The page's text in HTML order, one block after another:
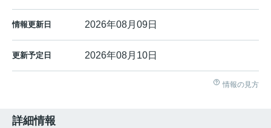
情報更新日 2026年08月09日
更新予定日 2026年08月10日
情報の見方
詳細情報